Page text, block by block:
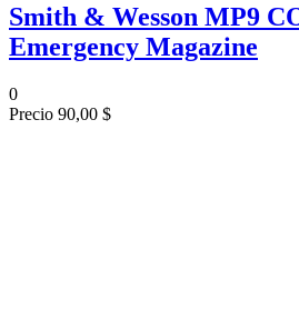
Smith & Wesson MP9
Emergency Magazine
0
Precio 90,00 $